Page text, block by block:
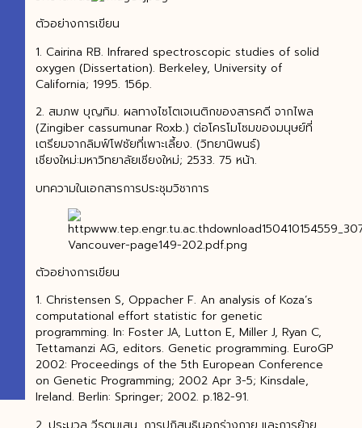
ตัวอย่างการเขียน
1. Cairina RB. Infrared spectroscopic studies of solid
oxygen (Dissertation). Berkeley, University of
California; 1995. 156p.
2. สมภพ บุญทิม. ผลทางไซโตเจเนติกของสารคดี จากไพล
(Zingiber cassumunar Roxb.) ต่อโครโมโซมของมนุษย์ที่
เตรียมจากลิมฟ์โฟซัยที่เพาะเลี้ยง. (วิทยานิพนธ์)
เชียงใหม่:มหาวิทยาลัยเชียงใหม่; 2533. 75 หน้า.
บทความในเอกสารการประชุมวิชาการ
ตัวอย่างการเขียน
1. Christensen S, Oppacher F. An analysis of Koza’s
computational effort statistic for genetic
programming. In: Foster JA, Lutton E, Miller J, Ryan C,
Tettamanzi AG, editors. Genetic programming. EuroGP
2002: Proceedings of the 5th European Conference
on Genetic Programming; 2002 Apr 3-5; Kinsdale,
Ireland. Berlin: Springer; 2002. p.182-91.